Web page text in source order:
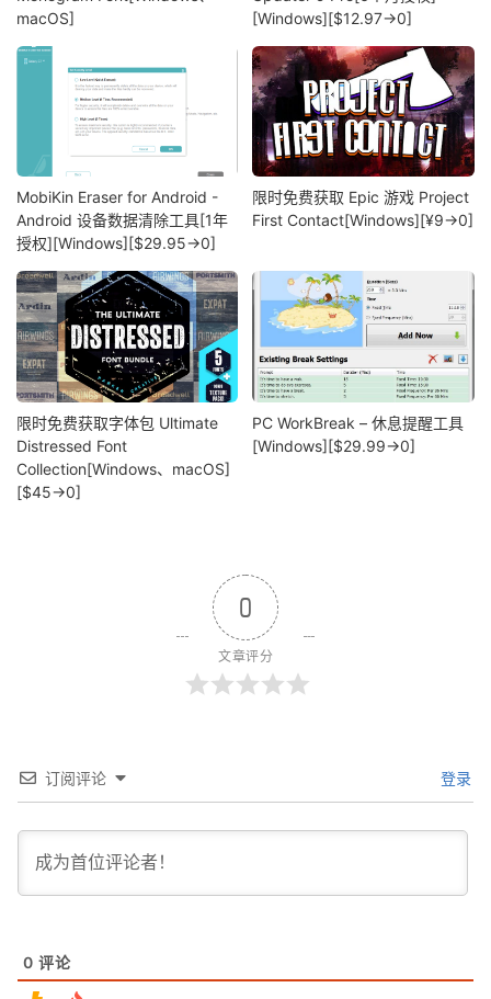
macOS]
[Windows][$12.97→0]
MobiKin Eraser for Android -
Android 设备数据清除工具[1年
授权][Windows][$29.95→0]
限时免费获取 Epic 游戏 Project
First Contact[Windows][¥9→0]
限时免费获取字体包 Ultimate
Distressed Font
Collection[Windows、macOS]
[$45→0]
PC WorkBreak – 休息提醒工具
[Windows][$29.99→0]
0
文章评分
订阅评论 登录
0 评论